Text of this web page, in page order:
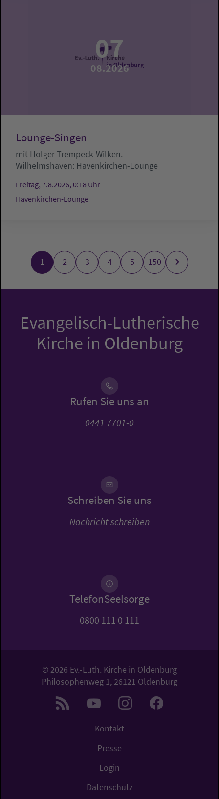
07
08.2026
Lounge-Singen
mit Holger Trempeck-Wilken.
Wilhelmshaven: Havenkirchen-Lounge
Freitag, 7.8.2026, 0:18 Uhr
Havenkirchen-Lounge
1 2 3 4 5 150
Evangelisch-Lutherische
Kirche in Oldenburg
Rufen Sie uns an
0441 7701-0
Schreiben Sie uns
Nachricht schreiben
TelefonSeelsorge
0800 111 0 111
© 2026 Ev.-Luth. Kirche in Oldenburg
Philosophenweg 1, 26121 Oldenburg
Kontakt
Presse
Login
Datenschutz